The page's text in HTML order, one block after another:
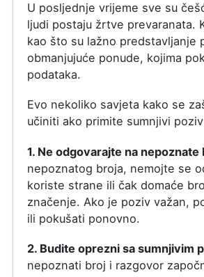
U posljednje vrijeme sve su
ljudi postaju žrtve prevaranata.
kao što su lažno predstavljanje
obmanjujuće ponude, kojima
podataka.
Evo nekoliko savjeta kako se
učiniti ako primite sumnjivi
1. Ne odgovarajte na nepoznate
nepoznatog broja, nemojte se
koriste strane ili čak domaće
značenje. Ako je poziv važan,
ili pokušati ponovno.
2. Budite oprezni sa sumnjivim
nepoznati broj i razgovor